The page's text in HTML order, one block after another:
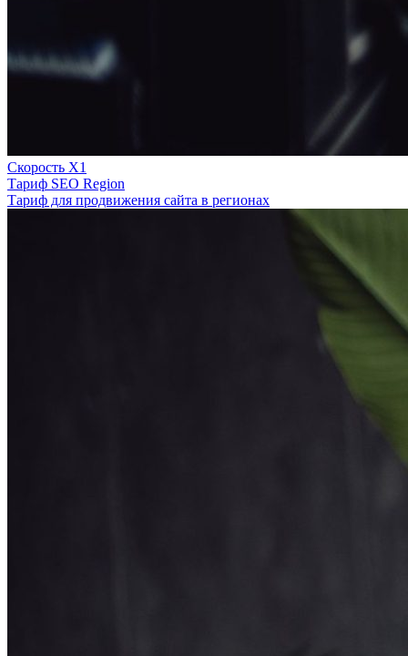
Скорость Х1
Тариф SEO Region
Тариф для продвижения сайта в регионах